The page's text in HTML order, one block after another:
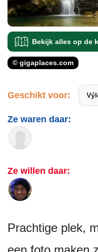
Bekijk alles op de
© gigaplaces.com
Geschikt voor:
Ze waren daar:
Ze willen daar:
Prachtige plek,